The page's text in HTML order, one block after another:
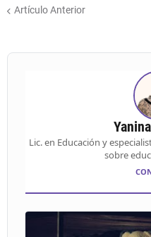
Artículo Anterior
Lic. en Educación y
sobre